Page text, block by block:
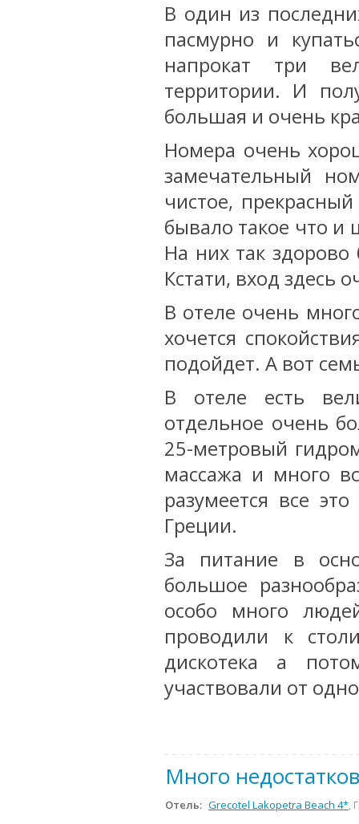
В один из
пасмурно и
напрокат три
территории. И
большая и очень
Номера очень
замечательный
чистое,
бывало такое что
На них так
Кстати, вход здесь
В отеле очень
хочется
подойдет. А вот
В отеле есть
отдельное очень
25-метровый
массажа и много
разумеется все
Греции.
За питание в
большое
особо много
проводили к
дискотека а
участвовали от
Много недостатков
Отель: Grecotel Lakopetra Beach 4*,